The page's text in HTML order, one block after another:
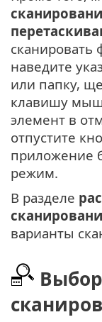
сканировать
наведите
или папку,
клавишу
элемент в
отпустите
приложение
режим.
В разделе
варианты